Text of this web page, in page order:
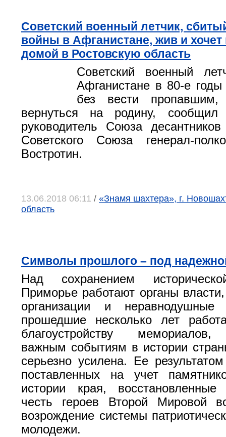
Советский военный летчик,
войны в Афганистане, жив и хочет
домой в Ростовскую область
Советский военный
Афганистане в 80-е
без вести
вернуться на родину,
руководитель Союза
Советского Союза генерал-
Востротин.
13.06.2018 06:11 / «Знамя шахтера», г.
область
Символы прошлого – под
Над сохранением
Приморье работают органы
организации и
прошедшие несколько лет
благоустройству
важным событиям в истории
серьезно усилена. Ее
поставленных на учет
истории края,
честь героев Второй Мировой
возрождение системы
молодежи.